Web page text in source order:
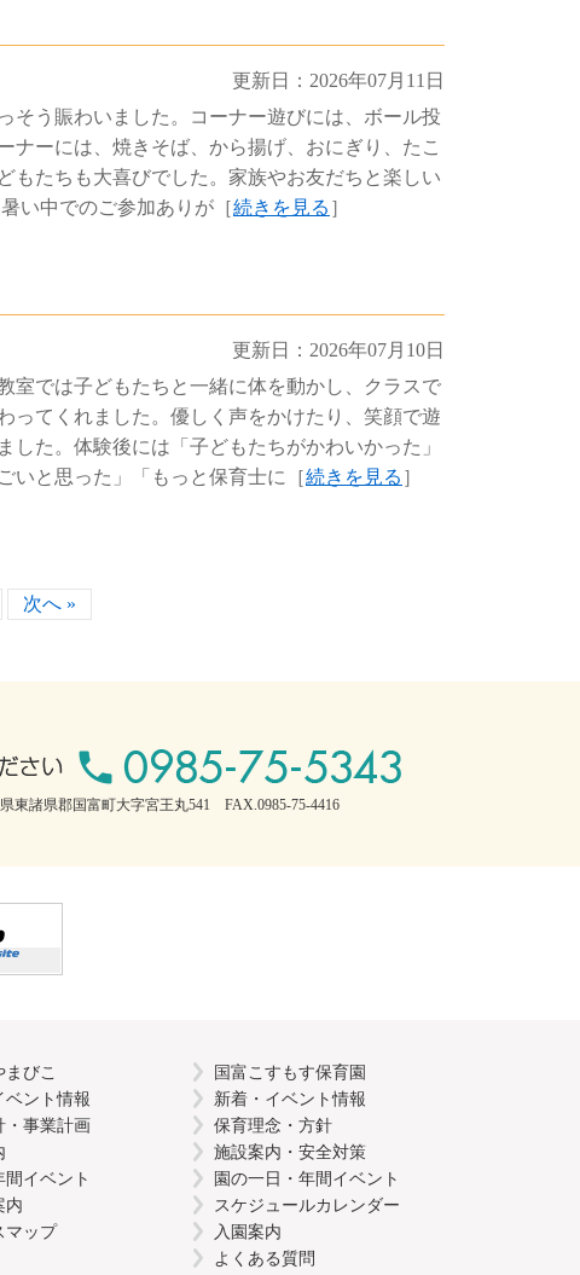
更新日：2026年07月11日
そう賑わいました。コーナー遊びには、ボール投
ーには、焼きそば、から揚げ、おにぎり、たこ
もたちも大喜びでした。家族やお友だちと楽しい
い中でのご参加ありが［続きを見る ］
更新日：2026年07月10日
室では子どもたちと一緒に体を動かし、クラスで
ってくれました。優しく声をかけたり、笑顔で遊
た。体験後には「子どもたちがかわいかった」
いと思った」「もっと保育士に［続きを見る ］
次へ »
東諸県郡国富町大字宮王丸541 FAX.0985-75-4416
びこ
ベント情報
・事業計画
間イベント
内
マップ
国富こすもす保育園
新着・イベント情報
保育理念・方針
施設案内・安全対策
園の一日・年間イベント
スケジュールカレンダー
入園案内
よくある質問